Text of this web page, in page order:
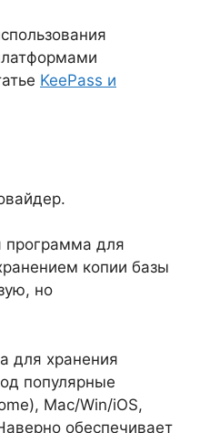
KeePass и
программа для
копии базы
но
для хранения
популярные
Mac/Win/iOS,
обеспечивает